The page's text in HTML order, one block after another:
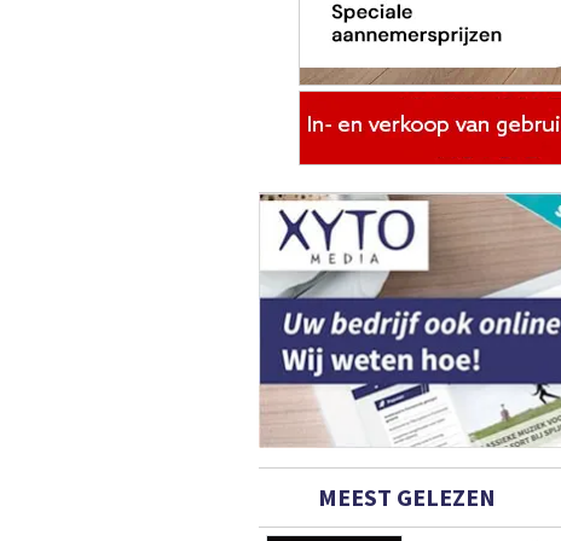
MEEST GELEZEN